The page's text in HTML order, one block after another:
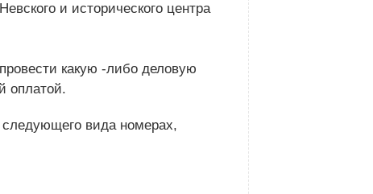
и исторического центра
какую -либо деловую
оплатой.
следующего вида номерах,